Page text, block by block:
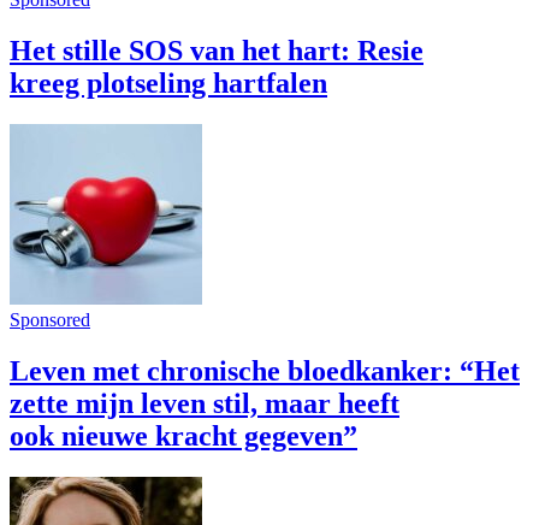
Het stille SOS van het hart: Resie
kreeg plotseling hartfalen
Sponsored
Leven met chronische bloedkanker: “Het
zette mijn leven stil, maar heeft
ook nieuwe kracht gegeven”